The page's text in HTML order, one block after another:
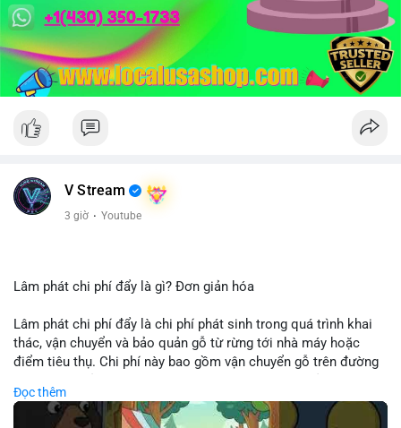
V Stream
3 giờ · Youtube
Lâm phát chi phí đẩy là gì? Đơn giản hóa
Lâm phát chi phí đẩy là chi phí phát sinh trong quá trình khai
thác, vận chuyển và bảo quản gỗ từ rừng tới nhà máy hoặc
điểm tiêu thụ. Chi phí này bao gồm vận chuyển gỗ trên đường
điều kiện địa hình. Việc hiểu rõ chi phí đẩy giúp doanh nghiệp
lâm nghiệp tối ưu hoá chuỗi cung ứng và kiểm soát lợi nhuận.
Đọc thêm